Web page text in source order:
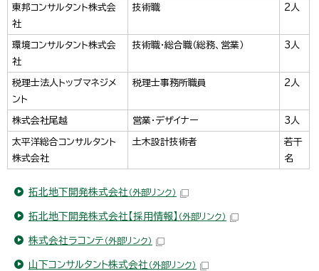
東邦コンサルタント株式会
社
技術職 2人
環境コンサルタント株式会
社
技術職・総合職（総務、営業） 3人
税理士法人トップマネジメ
ント
税理士事務所職員 2人
株式会社尾越 営業・デザイナー 3人
太平洋総合コンサルタント
株式会社
土木設計技術者
若干
名
拓北地下開発株式会社 （外部リンク）
拓北地下開発株式会社【採用情報】 （外部リンク）
株式会社ラコンテ （外部リンク）
山下コンサルタント株式会社 （外部リンク）